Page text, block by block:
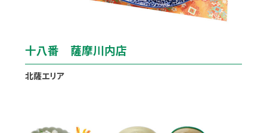
十八番 薩摩川内店
北薩エリア